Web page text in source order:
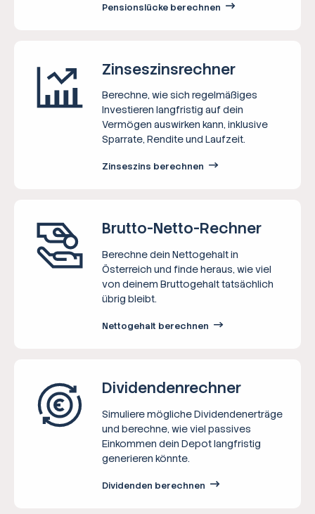
Pensionslücke berechnen
Zinseszins­rechner
Berechne, wie sich regelmäßiges
Investieren langfristig auf dein
Vermögen auswirken kann, inklusive
Sparrate, Rendite und Laufzeit.
Zinseszins berechnen
Brutto-Netto-­Rechner
Berechne dein Nettogehalt in
Österreich und finde heraus, wie viel
von deinem Bruttogehalt tatsächlich
übrig bleibt.
Nettogehalt berechnen
Dividenden­rechner
Simuliere mögliche Dividendenerträge
und berechne, wie viel passives
Einkommen dein Depot langfristig
generieren könnte.
Dividenden berechnen